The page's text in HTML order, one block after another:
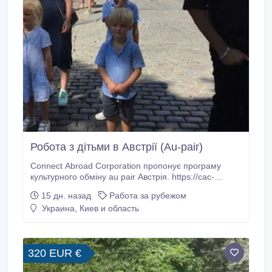
Робота з дітьми в Австрії (Au-pair)
Connect Abroad Corporation пропонує програму
культурного обміну au pair Австрія. https://cac-
дітьми 2. Базова німецька (А1) 3. Відсутність
власних дітей Обов'язки • Робота з дітьми в
15 дн. назад
Работа за рубежом
Украина, Киев и область
320 EUR €